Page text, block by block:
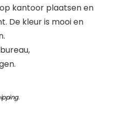
kantoor plaatsen en
De kleur is mooi en
.